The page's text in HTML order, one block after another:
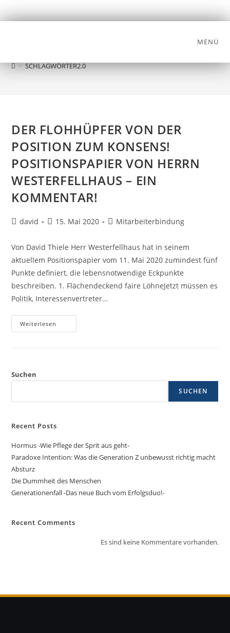
MENÜ
> SCHLAGWÖRTER2.0
DER FLOHHÜPFER VON DER
POSITION ZUM KONSENS!
POSITIONSPAPIER VON HERRN
WESTERFELLHAUS – EIN
KOMMENTAR!
david 15. Mai 2020 Mitarbeiterbindung
Von David Thiele Herr Westerfellhaus hat in seinem
aktuellem Positionspapier vom 11. Mai 2020 zumindest fünf
Punkte definiert, die lebensnotwendige Eckpunkte
beschreiben. 1. Flächendeckend faire LöhneJetzt müssen es
Politik, Interessenvertreter…
Weiterlesen
Suchen
SUCHEN
Recent Posts
Hormus -Wie Pflege der Sprit aus geht-
Paradoxe Intention: Was die Generation Z unbewusst richtig macht
Absturz
Die Dummheit des Menschen
Generationenfall -Das neue Buch vom Erfolgsduo!-
Recent Comments
Es sind keine Kommentare vorhanden.